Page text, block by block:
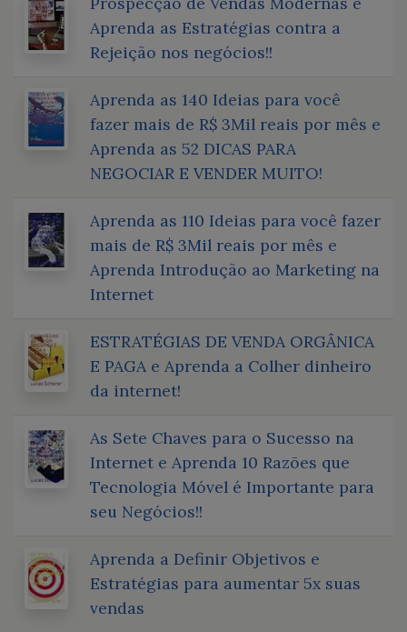
Aprenda as Estratégias contra a
Rejeição nos negócios!!
Aprenda as 140 Ideias para você
fazer mais de R$ 3Mil reais por mês e
Aprenda as 52 DICAS PARA
NEGOCIAR E VENDER MUITO!
Aprenda as 110 Ideias para você fazer
mais de R$ 3Mil reais por mês e
Aprenda Introdução ao Marketing na
Internet
ESTRATÉGIAS DE VENDA ORGÂNICA
E PAGA e Aprenda a Colher dinheiro
da internet!
As Sete Chaves para o Sucesso na
Internet e Aprenda 10 Razões que
Tecnologia Móvel é Importante para
seu Negócios!!
Aprenda a Definir Objetivos e
Estratégias para aumentar 5x suas
vendas